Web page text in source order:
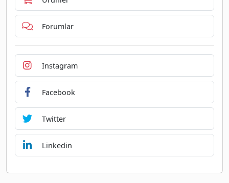
Forumlar
Instagram
Facebook
Twitter
Linkedin